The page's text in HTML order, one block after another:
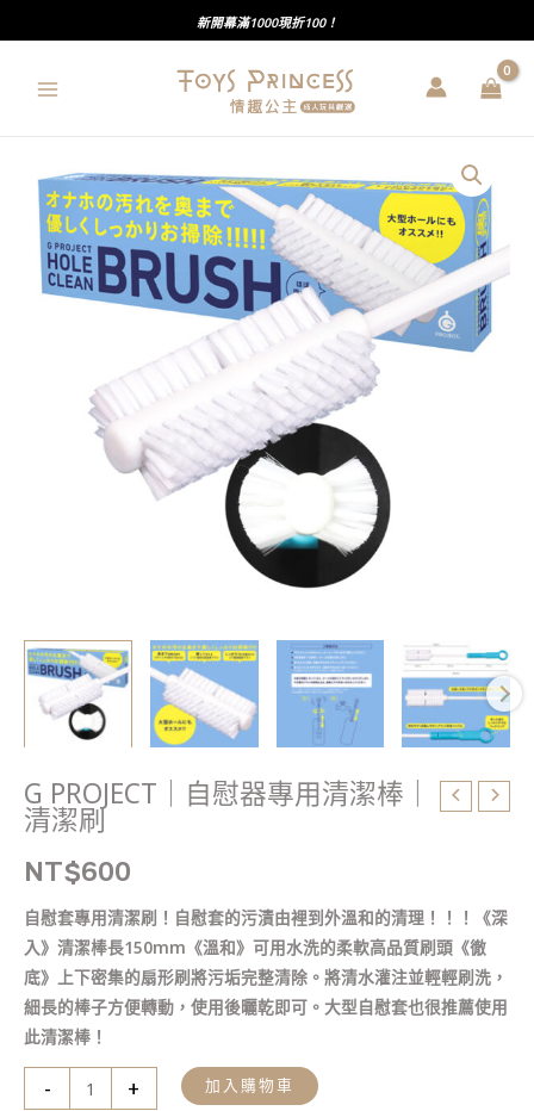
至
新開幕滿1000現折100！
G PROJECT｜自慰器專用清潔棒｜
清潔刷
NT$600
自慰套專用清潔刷！自慰套的污漬由裡到外溫和的清理！！！《深
入》清潔棒長150mm《溫和》可用水洗的柔軟高品質刷頭《徹
底》上下密集的扇形刷將污垢完整清除。將清水灌注並輕輕刷洗，
細長的棒子方便轉動，使用後曬乾即可。大型自慰套也很推薦使用
此清潔棒！
-
PROJECT
｜
+ 加入購物車